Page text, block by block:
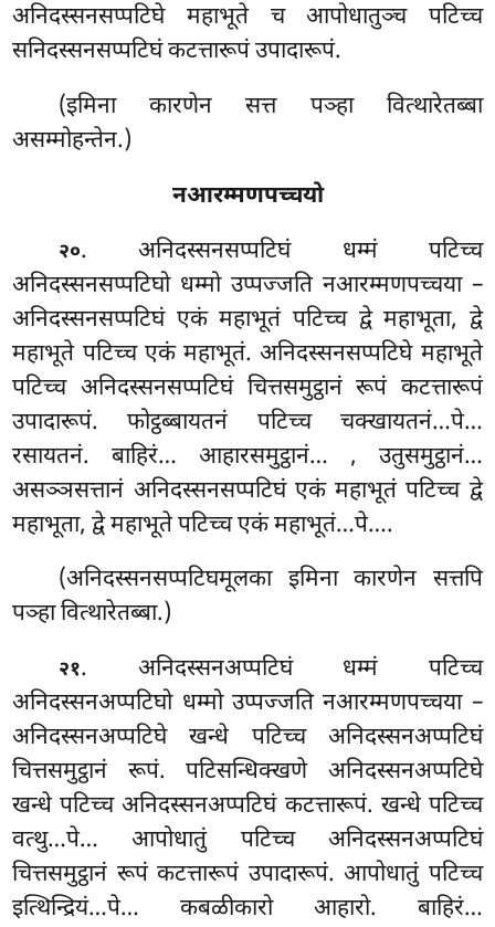
अनिदस्सनसप्पटिघे महाभूते च आपोधातुञ्च पटिच्च
सनिदस्सनसप्पटिघं कटत्तारूपं उपादारूपं.
(इमिना कारणेन सत्त पञ्हा वित्थारेतब्बा
असम्मोहन्तेन.)
नआरम्मणपच्चयो
२०. अनिदस्सनसप्पटिघं धम्मं पटिच्च
अनिदस्सनसप्पटिघो धम्मो उप्पज्जति नआरम्मणपच्चया –
अनिदस्सनसप्पटिघं एकं महाभूतं पटिच्च द्वे महाभूता, द्वे
महाभूते पटिच्च एकं महाभूतं. अनिदस्सनसप्पटिघे महाभूते
पटिच्च अनिदस्सनसप्पटिघं चित्तसमुट्ठानंरूपं कटत्तारूपं
उपादारूपं. फोट्ठब्बायतनं पटिच्च चक्खायतनं…पे…
रसायतनं. बाहिरं… आहारसमुट्ठानं… , उतुसमुट्ठानं…
असञ्ञसत्तानं अनिदस्सनसप्पटिघं एकं महाभूतं पटिच्च द्वे
महाभूता, द्वे महाभूते पटिच्च एकं महाभूतं…पे….
(अनिदस्सनसप्पटिघमूलका इमिना कारणेन सत्तपि
पञ्हा वित्थारेतब्बा.)
२१. अनिदस्सनअप्पटिघं धम्मं पटिच्च
अनिदस्सनअप्पटिघो धम्मो उप्पज्जति नआरम्मणपच्चया –
अनिदस्सनअप्पटिघे खन्धे पटिच्च अनिदस्सनअप्पटिघं
चित्तसमुट्ठानं रूपं. पटिसन्धिक्खणे अनिदस्सनअप्पटिघे
खन्धे पटिच्च अनिदस्सनअप्पटिघं कटत्तारूपं. खन्धे पटिच्च
वत्थु…पे… आपोधातुं पटिच्च अनिदस्सनअप्पटिघं
चित्तसमुट्ठानं रूपं कटत्तारूपं उपादारूपं. आपोधातुं पटिच्च
इत्थिन्द्रियं…पे… कबळीकारो आहारो. बाहिरं…